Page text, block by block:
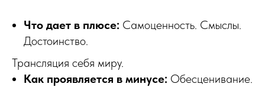
Что дает в плюсе: Самоценность. Смыслы.
Достоинство.
Трансляция себя миру.
Как проявляется в минусе: Обесценивание.